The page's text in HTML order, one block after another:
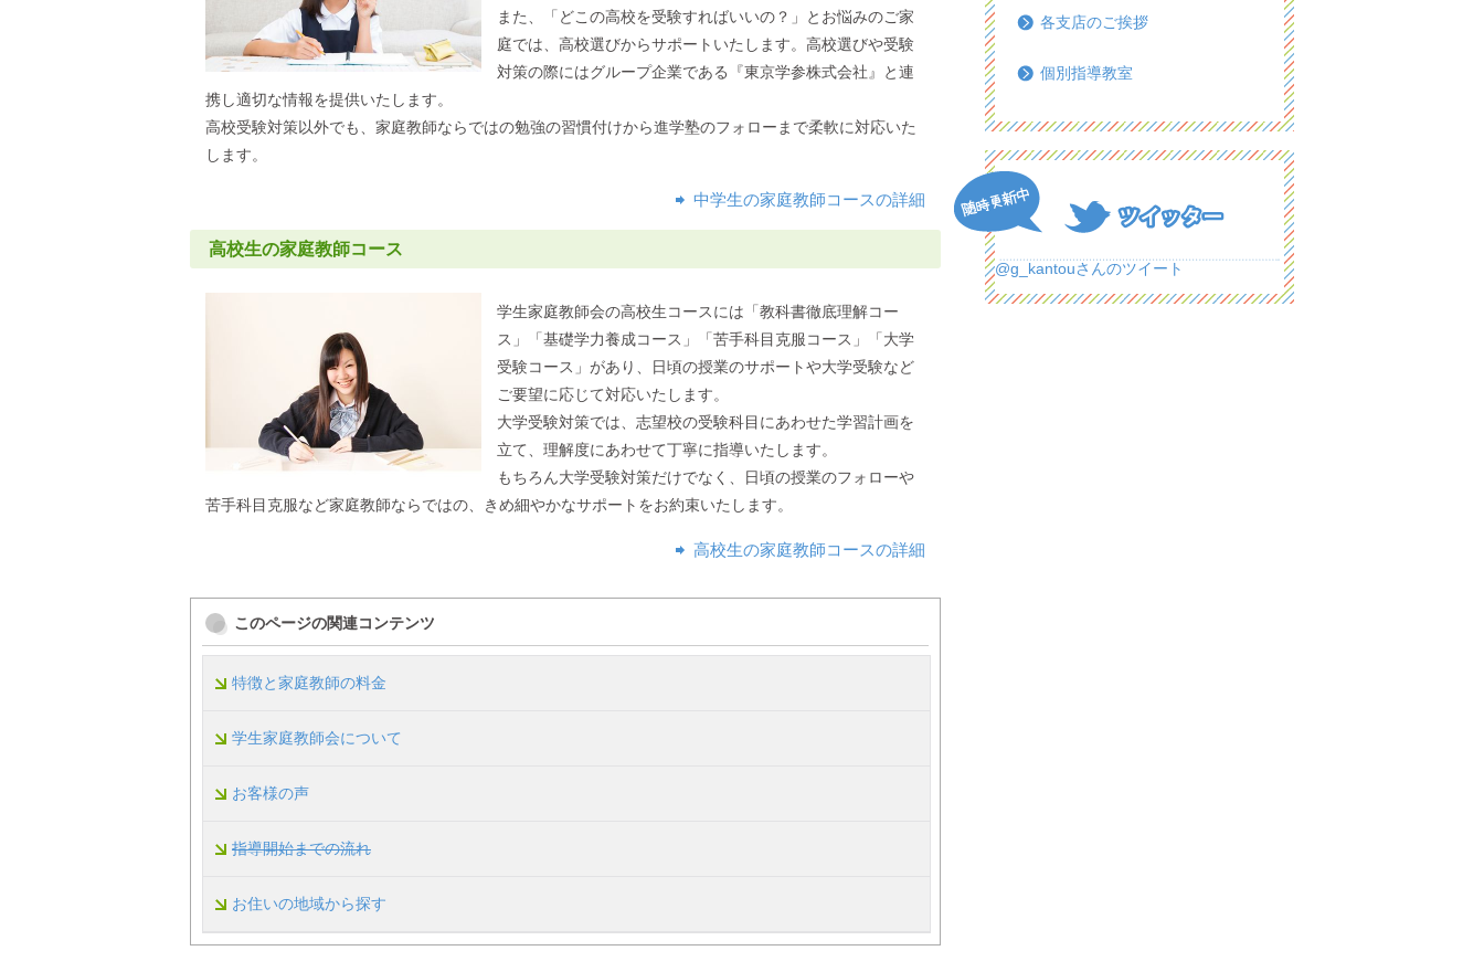
また、「どこの高校を受験すればいいの？」とお悩みのご家
庭では、高校選びからサポートいたします。高校選びや受験
対策の際にはグループ企業である『東京学参株式会社』と連
携し適切な情報を提供いたします。
高校受験対策以外でも、家庭教師ならではの勉強の習慣付けから進学塾のフォローまで柔軟に対応いた
します。
中学生の家庭教師コースの詳細
高校生の家庭教師コース
学生家庭教師会の高校生コースには「教科書徹底理解コー
ス」「基礎学力養成コース」「苦手科目克服コース」「大学
受験コース」があり、日頃の授業のサポートや大学受験など
ご要望に応じて対応いたします。
大学受験対策では、志望校の受験科目にあわせた学習計画を
立て、理解度にあわせて丁寧に指導いたします。
もちろん大学受験対策だけでなく、日頃の授業のフォローや
苦手科目克服など家庭教師ならではの、きめ細やかなサポートをお約束いたします。
高校生の家庭教師コースの詳細
このページの関連コンテンツ
特徴と家庭教師の料金
学生家庭教師会について
お客様の声
指導開始までの流れ
お住いの地域から探す
各支店のご挨拶
個別指導教室
@g_kantouさんのツイート